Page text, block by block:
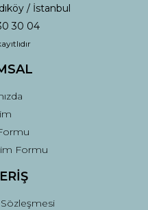
/ İstanbul
30 04
Formu
Sözleşmesi